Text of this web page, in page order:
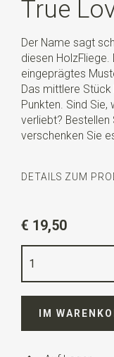
True
Der Name sagt
diesen HolzFliege.
eingeprägtes
Das mittlere
Punkten. Sind Sie,
verliebt? Bestellen
verschenken Sie
DETAILS ZUM
Farbe
Qualität
Länge 4,5 cm
€ 19,50
IM